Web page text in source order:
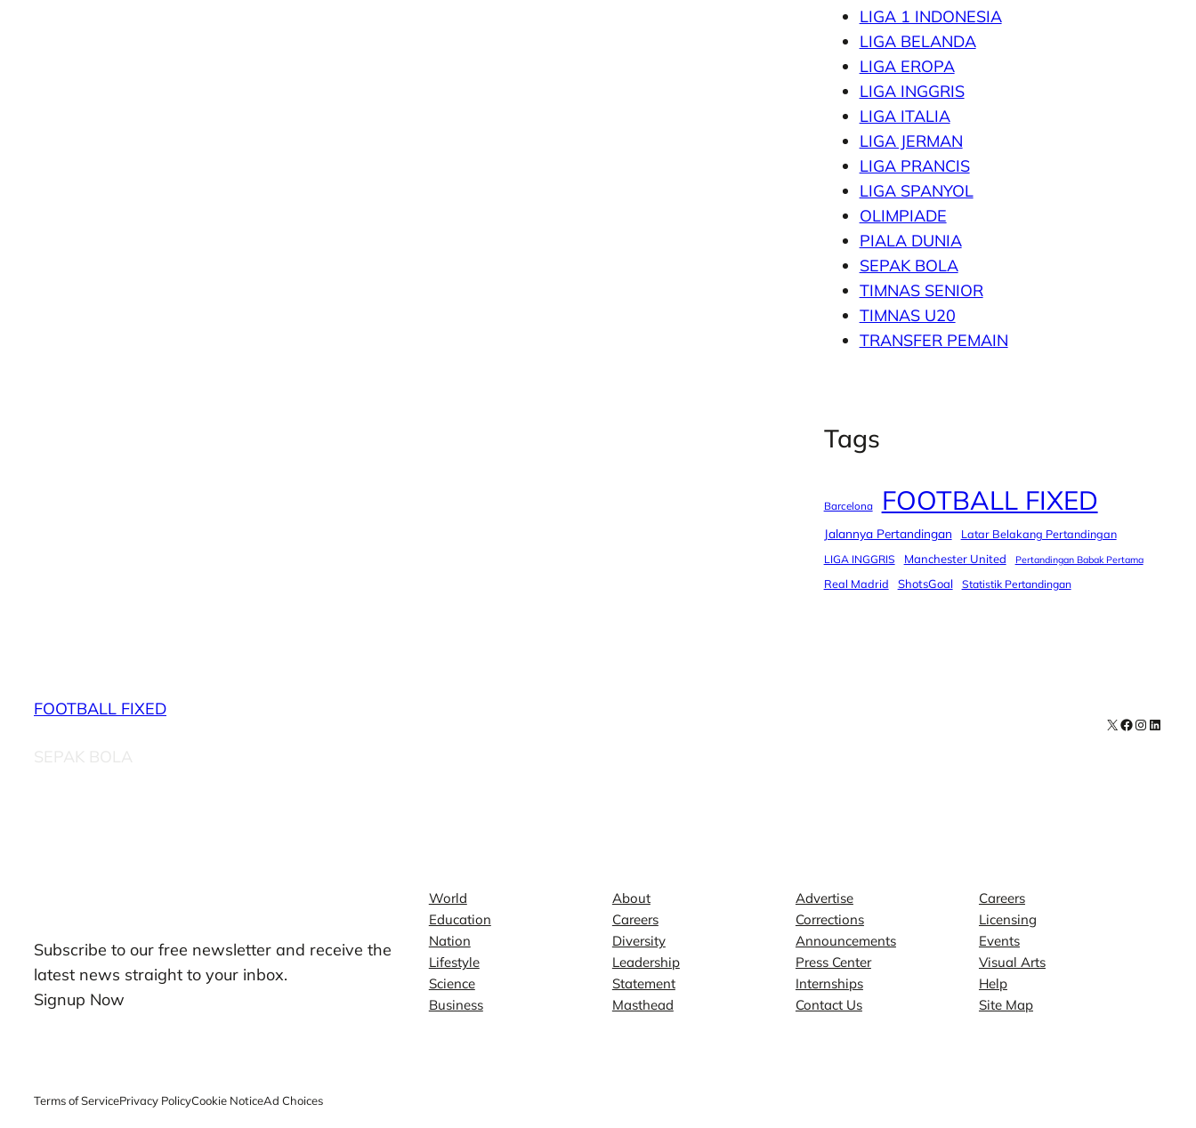
LIGA 1 INDONESIA
LIGA BELANDA
LIGA EROPA
LIGA INGGRIS
LIGA ITALIA
LIGA JERMAN
LIGA PRANCIS
LIGA SPANYOL
OLIMPIADE
PIALA DUNIA
SEPAK BOLA
TIMNAS SENIOR
TIMNAS U20
TRANSFER PEMAIN
Tags
Barcelona FOOTBALL FIXED
Jalannya Pertandingan Latar Belakang Pertandingan
LIGA INGGRIS Manchester United Pertandingan Babak Pertama
Real Madrid ShotsGoal Statistik Pertandingan
FOOTBALL FIXED
SEPAK BOLA
X Facebook
Subscribe to our free newsletter and receive the
latest news straight to your inbox.
Signup Now
World
Education
Nation
Lifestyle
Science
Business
About
Careers
Diversity
Leadership
Statement
Masthead
Advertise
Corrections
Announcements
Press Center
Internships
Contact Us
Careers
Licensing
Events
Visual Arts
Help
Site Map
Terms of ServicePrivacy PolicyCookie NoticeAd Choices